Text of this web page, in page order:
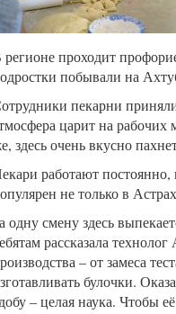
проходит
побывали на
пекарни
царит на
здесь очень вкусно
работают
не только в
одну смену здесь
рассказала
– от замеса
булочки.
– целая наука. Чтобы